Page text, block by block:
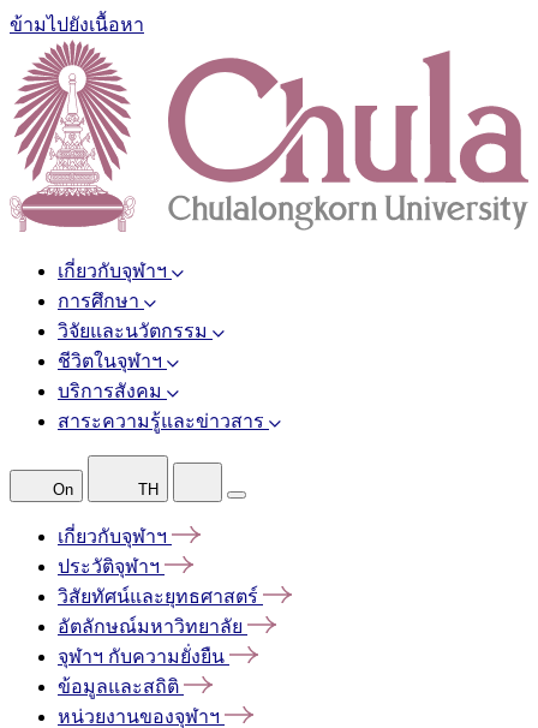
ข้ามไปยังเนื้อหา
เกี่ยวกับจุฬาฯ
การศึกษา
วิจัยและนวัตกรรม
ชีวิตในจุฬาฯ
บริการสังคม
สาระความรู้และข่าวสาร
On TH
เกี่ยวกับจุฬาฯ
ประวัติจุฬาฯ
วิสัยทัศน์และยุทธศาสตร์
อัตลักษณ์มหาวิทยาลัย
จุฬาฯ กับความยั่งยืน
ข้อมูลและสถิติ
หน่วยงานของจุฬาฯ